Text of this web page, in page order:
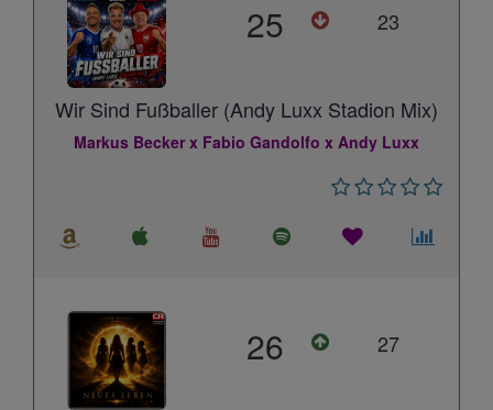
25 23
Wir Sind Fußballer (Andy Luxx Stadion Mix)
Markus Becker x Fabio Gandolfo x Andy Luxx
26 27